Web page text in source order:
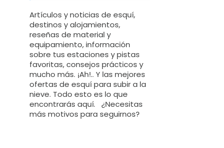
Artículos y noticias de esquí,
destinos y alojamientos,
reseñas de material y
equipamiento, información
sobre tus estaciones y pistas
favoritas, consejos prácticos y
mucho más. ¡Ah!.. Y las mejores
ofertas de esquí para subir a la
nieve. Todo esto es lo que
encontrarás aquí. ¿Necesitas
más motivos para seguirnos?